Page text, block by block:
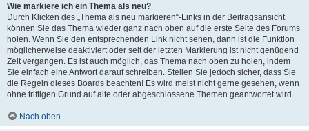
Wie markiere ich ein Thema als neu?
Durch Klicken des „Thema als neu markieren“-Links in der Beitragsansicht
können Sie das Thema wieder ganz nach oben auf die erste Seite des Forums
holen. Wenn Sie den entsprechenden Link nicht sehen, dann ist die Funktion
möglicherweise deaktiviert oder seit der letzten Markierung ist nicht genügend
Zeit vergangen. Es ist auch möglich, das Thema nach oben zu holen, indem
Sie einfach eine Antwort darauf schreiben. Stellen Sie jedoch sicher, dass Sie
die Regeln dieses Boards beachten! Es wird meist nicht gerne gesehen, wenn
ohne triftigen Grund auf alte oder abgeschlossene Themen geantwortet wird.
Nach oben